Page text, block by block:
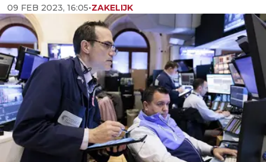
09 FEB 2023, 16:05•ZAKELIJK